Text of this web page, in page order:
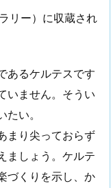
リー）に収蔵され
あるケルテスです
いません。そうい
い。
まり尖っておらず
ましょう。ケルテ
づくりを示し、か